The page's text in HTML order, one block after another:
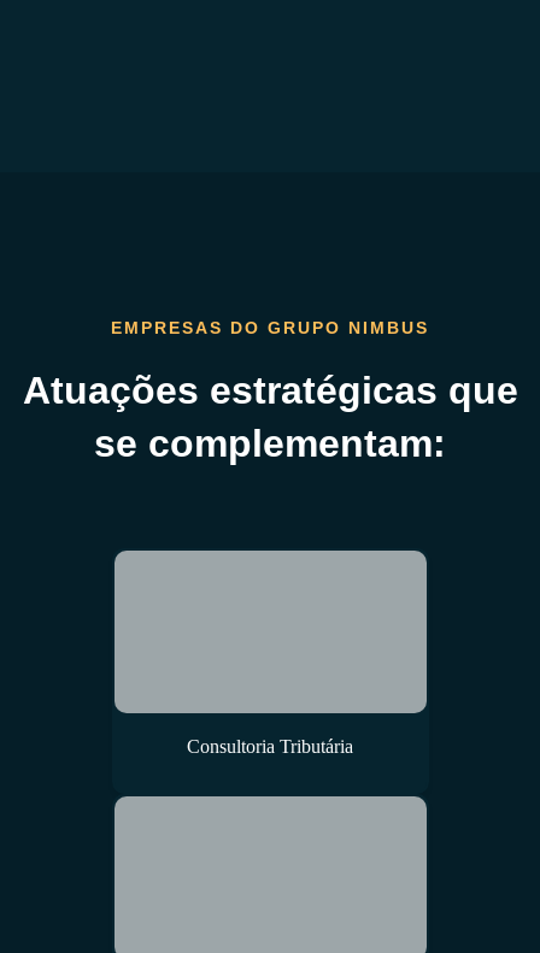
EMPRESAS DO GRUPO NIMBUS
Atuações estratégicas que
se complementam:
Consultoria Tributária